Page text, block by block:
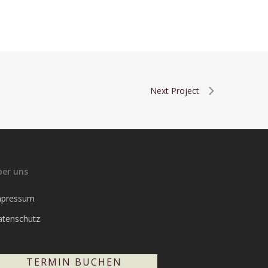
Next Project
uns
TERMIN BUCHEN